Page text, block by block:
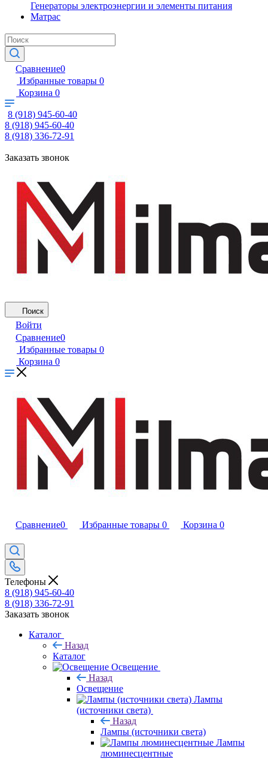
Генераторы электроэнергии и элементы питания
Матрас
Сравнение0
Избранные товары 0
Корзина 0
8 (918) 945-60-40
8 (918) 945-60-40
8 (918) 336-72-91
Заказать звонок
Поиск
Войти
Сравнение0
Избранные товары 0
Корзина 0
Сравнение0 Избранные товары 0 Корзина 0
Телефоны
8 (918) 945-60-40
8 (918) 336-72-91
Заказать звонок
Каталог
Назад
Каталог
Освещение
Назад
Освещение
Лампы
(источники света)
Назад
Лампы (источники света)
Лампы
люминесцентные